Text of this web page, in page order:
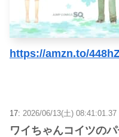
https://amzn.to/
17: 2026/06/13(土)
ワイちゃんコイツの